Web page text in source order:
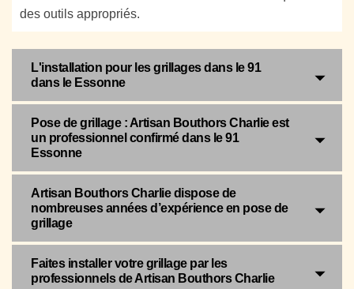
des outils appropriés.
L'installation pour les grillages dans le 91
dans le Essonne
Pose de grillage : Artisan Bouthors Charlie est
un professionnel confirmé dans le 91
Essonne
Artisan Bouthors Charlie dispose de
nombreuses années d’expérience en pose de
grillage
Faites installer votre grillage par les
professionnels de Artisan Bouthors Charlie